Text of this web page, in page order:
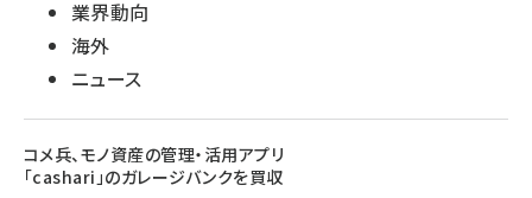
業界動向
海外
ニュース
コメ兵、モノ資産の管理・活用アプリ
「cashari」のガレージバンクを買収